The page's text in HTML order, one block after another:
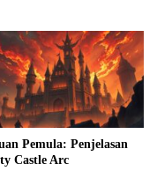
Pemula: Penjelasan
Castle Arc